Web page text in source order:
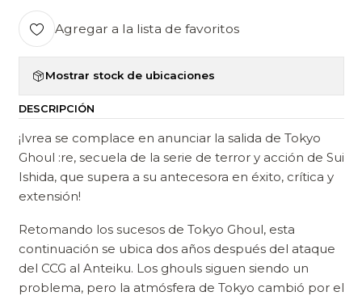
Agregar a la lista de favoritos
Mostrar stock de ubicaciones
DESCRIPCIÓN
¡Ivrea se complace en anunciar la salida de Tokyo
Ghoul :re, secuela de la serie de terror y acción de Sui
Ishida, que supera a su antecesora en éxito, crítica y
extensión!
Retomando los sucesos de Tokyo Ghoul, esta
continuación se ubica dos años después del ataque
del CCG al Anteiku. Los ghouls siguen siendo un
problema, pero la atmósfera de Tokyo cambió por el